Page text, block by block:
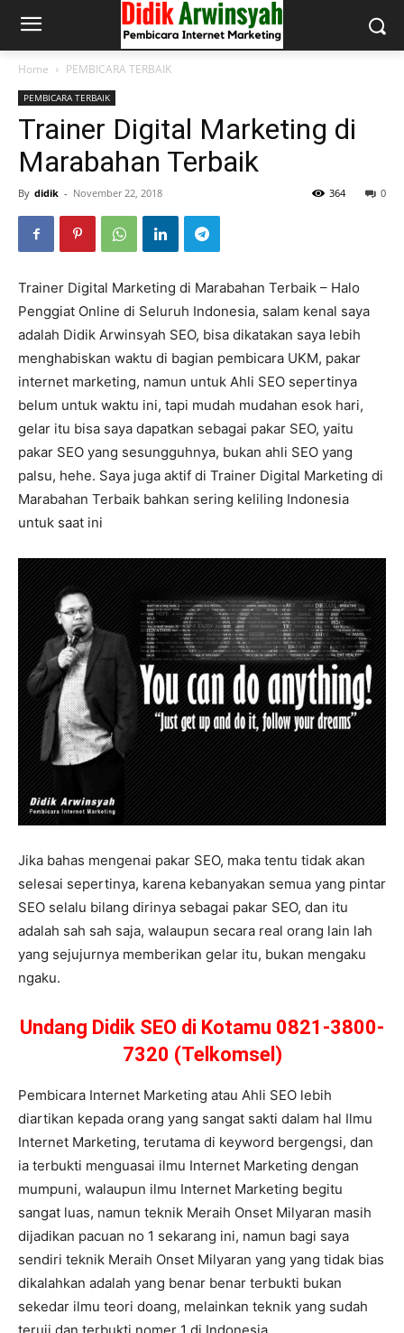
Home PEMBICARA TERBAIK
PEMBICARA TERBAIK
Trainer Digital Marketing di
Marabahan Terbaik
By didik - November 22, 2018 0
364
Trainer Digital Marketing di Marabahan Terbaik – Halo
Penggiat Online di Seluruh Indonesia, salam kenal saya
adalah Didik Arwinsyah SEO, bisa dikatakan saya lebih
menghabiskan waktu di bagian pembicara UKM, pakar
internet marketing, namun untuk Ahli SEO sepertinya
belum untuk waktu ini, tapi mudah mudahan esok hari,
gelar itu bisa saya dapatkan sebagai pakar SEO, yaitu
pakar SEO yang sesungguhnya, bukan ahli SEO yang
palsu, hehe. Saya juga aktif di Trainer Digital Marketing di
Marabahan Terbaik bahkan sering keliling Indonesia
untuk saat ini
Jika bahas mengenai pakar SEO, maka tentu tidak akan
selesai sepertinya, karena kebanyakan semua yang pintar
SEO selalu bilang dirinya sebagai pakar SEO, dan itu
adalah sah sah saja, walaupun secara real orang lain lah
yang sejujurnya memberikan gelar itu, bukan mengaku
ngaku.
Undang Didik SEO di Kotamu 0821-3800-
7320 (Telkomsel)
Pembicara Internet Marketing atau Ahli SEO lebih
diartikan kepada orang yang sangat sakti dalam hal Ilmu
Internet Marketing, terutama di keyword bergengsi, dan
ia terbukti menguasai ilmu Internet Marketing dengan
mumpuni, walaupun ilmu Internet Marketing begitu
sangat luas, namun teknik Meraih Onset Milyaran masih
dijadikan pacuan no 1 sekarang ini, namun bagi saya
sendiri teknik Meraih Onset Milyaran yang yang tidak bias
dikalahkan adalah yang benar benar terbukti bukan
sekedar ilmu teori doang, melainkan teknik yang sudah